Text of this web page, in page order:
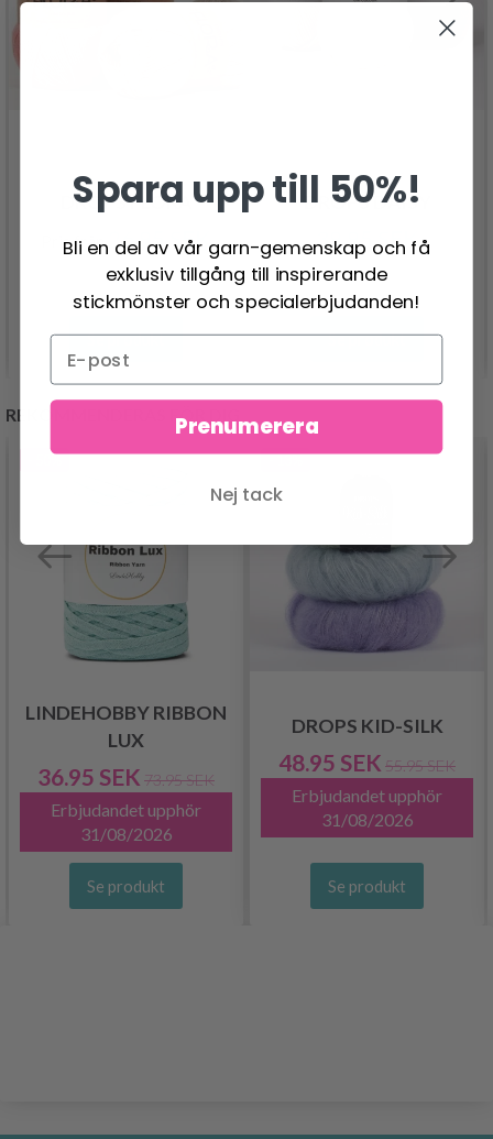
DROPS FLORA
Pris från 26.95 SEK
Se produkt
DROPS DAISY
39.95 SEK
Se produkt
REKOMMENDERAS FÖR DIG
- 50%
LINDEHOBBY RIBBON
LUX
36.95 SEK 73.95 SEK
Erbjudandet upphör
31/08/2026
Se produkt
- 13%
DROPS KID-SILK
48.95 SEK 55.95 SEK
Erbjudandet upphör
31/08/2026
Se produkt
Spara upp till 50%!
Bli en del av vår garn-gemenskap och få
exklusiv tillgång till inspirerande
stickmönster och specialerbjudanden!
Prenumerera
Nej tack